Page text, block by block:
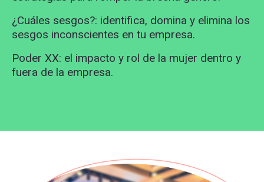
¿Cuáles sesgos?: identifica, domina y elimina los
sesgos inconscientes en tu empresa.
Poder XX: el impacto y rol de la mujer dentro y
fuera de la empresa.